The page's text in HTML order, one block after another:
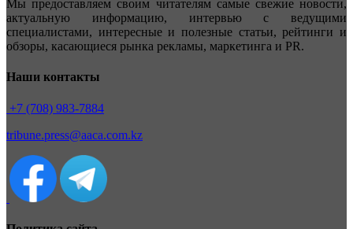
Мы предоставляем своим читателям самые свежие новости,
актуальную информацию, интервью с ведущими
специалистами, интересные и полезные статьи, рейтинги и
обзоры, касающиеся рынка рекламы, маркетинга и PR.
Наши контакты
+7 (708) 983-7884
tribune.press@aaca.com.kz